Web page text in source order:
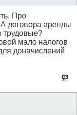
Про
договора аренды
трудовые?
мало налогов
доначислений